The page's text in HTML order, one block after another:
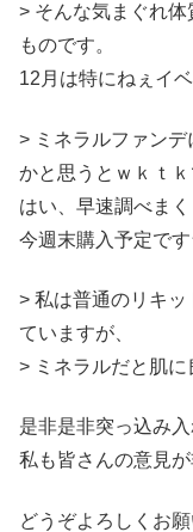
> そんな気まぐれ
ものです。
12月は特にねぇイ
> ミネラルファン
かと思うとｗｋｔｋ
はい、早速調べまく
今週末購入予定で
> 私は普通のリキ
ていますが、
> ミネラルだと肌
是非是非突っ込み
私も皆さんの意見が
どうぞよろしくお願